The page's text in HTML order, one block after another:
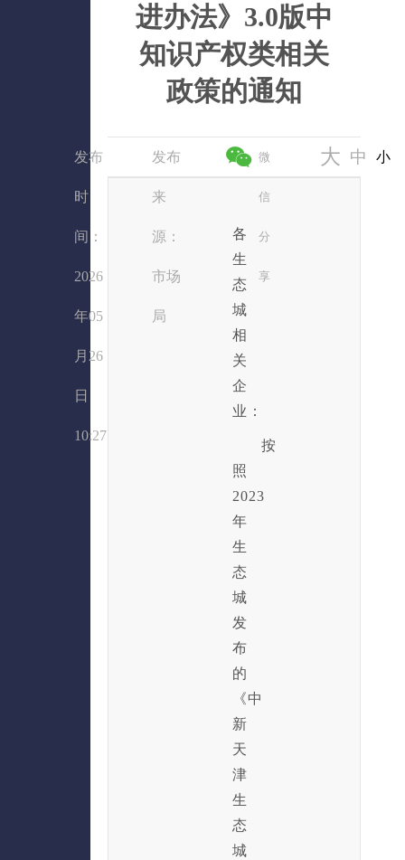
进办法》3.0版中
知识产权类相关
政策的通知
发布
时
间：
2026
年05
月26
日
10:27
发布
来
源：
市场
局
微
信
分
享
大 中 小
各
生
态
城
相
关
企
业：
按
照
2023
年
生
态
城
发
布
的
《中
新
天
津
生
态
城